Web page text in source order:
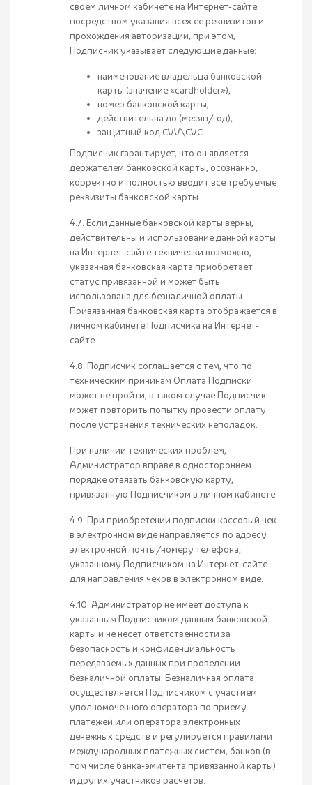
своем личном кабинете на Интернет-сайте
посредством указания всех ее реквизитов и
прохождения авторизации, при этом,
Подписчик указывает следующие данные:
наименование владельца банковской
карты (значение «cardholder»);
номер банковской карты;
действительна до (месяц/год);
защитный код CVV\CVC.
Подписчик гарантирует, что он является
держателем банковской карты, осознанно,
корректно и полностью вводит все требуемые
реквизиты банковской карты.
4.7. Если данные банковской карты верны,
действительны и использование данной карты
на Интернет-сайте технически возможно,
указанная банковская карта приобретает
статус привязанной и может быть
использована для безналичной оплаты.
Привязанная банковская карта отображается в
личном кабинете Подписчика на Интернет-
сайте.
4.8. Подписчик соглашается с тем, что по
техническим причинам Оплата Подписки
может не пройти, в таком случае Подписчик
может повторить попытку провести оплату
после устранения технических неполадок.
При наличии технических проблем,
Администратор вправе в одностороннем
порядке отвязать банковскую карту,
привязанную Подписчиком в личном кабинете.
4.9. При приобретении подписки кассовый чек
в электронном виде направляется по адресу
электронной почты/номеру телефона,
указанному Подписчиком на Интернет-сайте
для направления чеков в электронном виде.
4.10. Администратор не имеет доступа к
указанным Подписчиком данным банковской
карты и не несет ответственности за
безопасность и конфиденциальность
передаваемых данных при проведении
безналичной оплаты. Безналичная оплата
осуществляется Подписчиком с участием
уполномоченного оператора по приему
платежей или оператора электронных
денежных средств и регулируется правилами
международных платежных систем, банков (в
том числе банка-эмитента привязанной карты)
и других участников расчетов.